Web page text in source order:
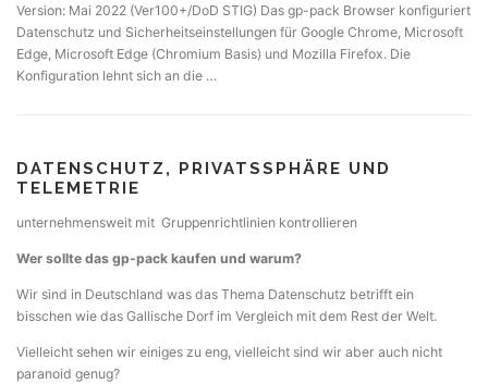
Version: Mai 2022 (Ver100+/DoD STIG) Das gp-pack Browser konfiguriert
Datenschutz und Sicherheitseinstellungen für Google Chrome, Microsoft
Edge, Microsoft Edge (Chromium Basis) und Mozilla Firefox. Die
Konfiguration lehnt sich an die …
DATENSCHUTZ, PRIVATSSPHÄRE UND
TELEMETRIE
unternehmensweit mit Gruppenrichtlinien kontrollieren
Wer sollte das gp-pack kaufen und warum?
Wir sind in Deutschland was das Thema Datenschutz betrifft ein
bisschen wie das Gallische Dorf im Vergleich mit dem Rest der Welt.
Vielleicht sehen wir einiges zu eng, vielleicht sind wir aber auch nicht
paranoid genug?